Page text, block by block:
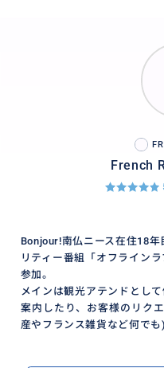
French
Bonjour!南仏ニース在住18
リティー番組「オフライン
参加。
メインは観光アテンドとし
案内したり、お客様のリク
産やフランス雑貨など何で